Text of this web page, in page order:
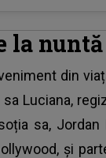
la nuntă
din
Luciana,
sa, Jordan
și